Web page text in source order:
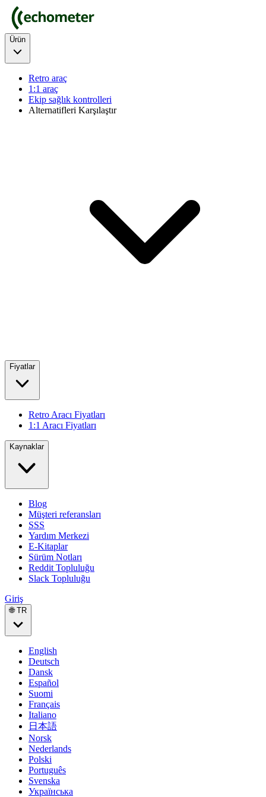
Ürün
Retro araç
1:1 araç
Ekip sağlık kontrolleri
Alternatifleri Karşılaştır
Fiyatlar
Retro Aracı Fiyatları
1:1 Aracı Fiyatları
Kaynaklar
Blog
Müşteri referansları
SSS
Yardım Merkezi
E-Kitaplar
Sürüm Notları
Reddit Topluluğu
Slack Topluluğu
Giriş
🌐 TR
English
Deutsch
Dansk
Español
Suomi
Français
Italiano
日本語
Norsk
Nederlands
Polski
Português
Svenska
Українська